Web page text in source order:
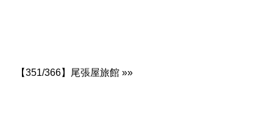
【351/366】尾張屋旅館 »»